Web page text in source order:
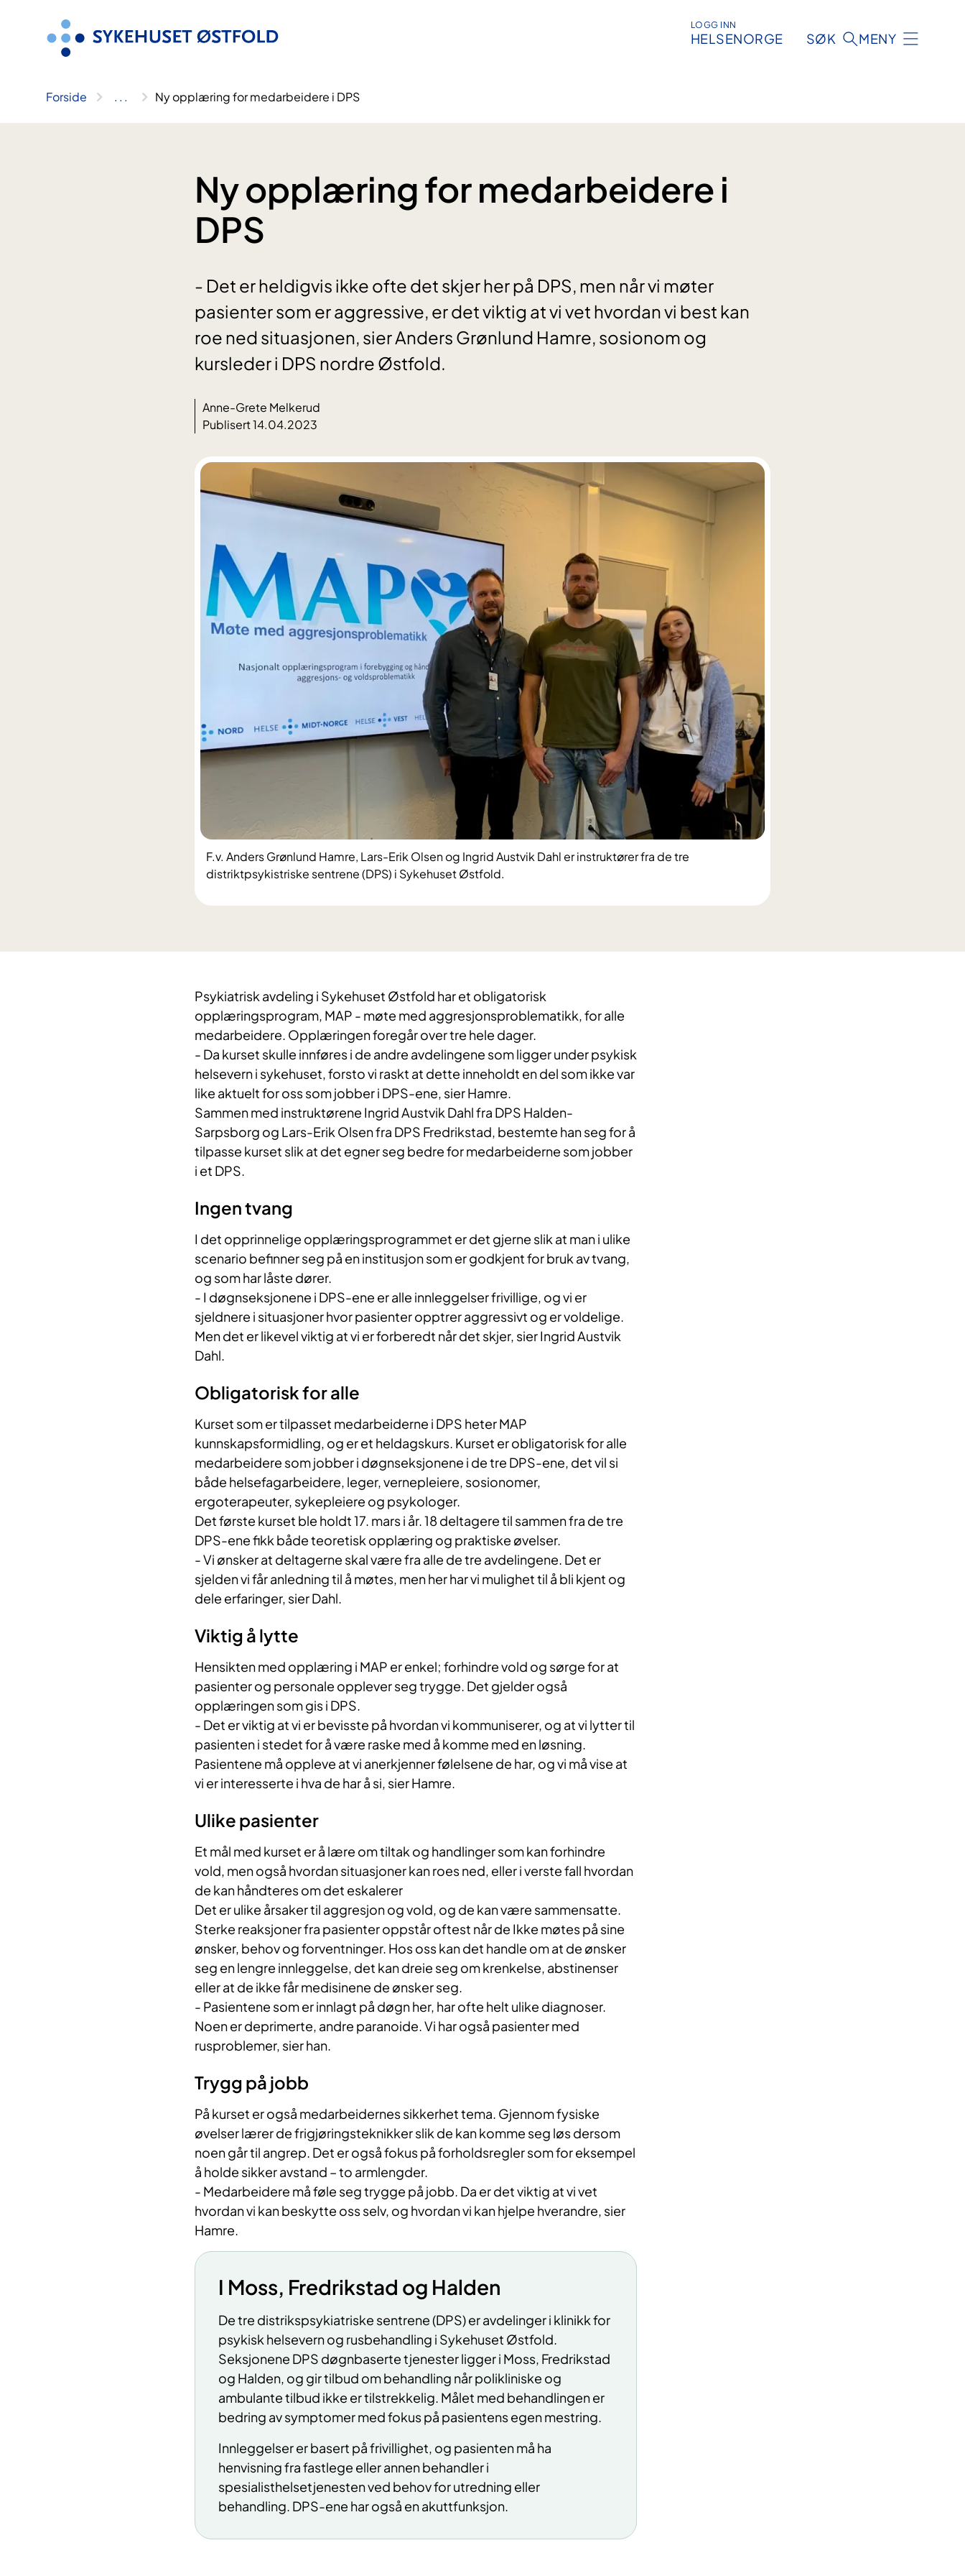
LOGG INN
HELSENORGE SØK MENY
Forside .. . Ny opplæring for medarbeidere i DPS
Ny opplæring for medarbeidere i
DPS
- Det er heldigvis ikke ofte det skjer her på DPS, men når vi møter
pasienter som er aggressive, er det viktig at vi vet hvordan vi best kan
roe ned situasjonen, sier Anders Grønlund Hamre, sosionom og
kursleder i DPS nordre Østfold.
Anne-Grete Melkerud
Publisert 14.04.2023
F.v. Anders Grønlund Hamre, Lars-Erik Olsen og Ingrid Austvik Dahl er instruktører fra de tre
distriktpsykistriske sentrene (DPS) i Sykehuset Østfold.
Psykiatrisk avdeling i Sykehuset Østfold har et obligatorisk
opplæringsprogram, MAP - møte med aggresjonsproblematikk, for alle
medarbeidere. Opplæringen foregår over tre hele dager.
- Da kurset skulle innføres i de andre avdelingene som ligger under psykisk
helsevern i sykehuset, forsto vi raskt at dette inneholdt en del som ikke var
like aktuelt for oss som jobber i DPS-ene, sier Hamre.
Sammen med instruktørene Ingrid Austvik Dahl fra DPS Halden-
Sarpsborg og Lars-Erik Olsen fra DPS Fredrikstad, bestemte han seg for å
tilpasse kurset slik at det egner seg bedre for medarbeiderne som jobber
i et DPS.
Ingen tvang
I det opprinnelige opplæringsprogrammet er det gjerne slik at man i ulike
scenario befinner seg på en institusjon som er godkjent for bruk av tvang,
og som har låste dører.
- I døgnseksjonene i DPS-ene er alle innleggelser frivillige, og vi er
sjeldnere i situasjoner hvor pasienter opptrer aggressivt og er voldelige.
Men det er likevel viktig at vi er forberedt når det skjer, sier Ingrid Austvik
Dahl.
Obligatorisk for alle
Kurset som er tilpasset medarbeiderne i DPS heter MAP
kunnskapsformidling, og er et heldagskurs. Kurset er obligatorisk for alle
medarbeidere som jobber i døgnseksjonene i de tre DPS-ene, det vil si
både helsefagarbeidere, leger, vernepleiere, sosionomer,
ergoterapeuter, sykepleiere og psykologer.
Det første kurset ble holdt 17. mars i år. 18 deltagere til sammen fra de tre
DPS-ene fikk både teoretisk opplæring og praktiske øvelser.
- Vi ønsker at deltagerne skal være fra alle de tre avdelingene. Det er
sjelden vi får anledning til å møtes, men her har vi mulighet til å bli kjent og
dele erfaringer, sier Dahl.
Viktig å lytte
Hensikten med opplæring i MAP er enkel; forhindre vold og sørge for at
pasienter og personale opplever seg trygge. Det gjelder også
opplæringen som gis i DPS.
- Det er viktig at vi er bevisste på hvordan vi kommuniserer, og at vi lytter til
pasienten i stedet for å være raske med å komme med en løsning.
Pasientene må oppleve at vi anerkjenner følelsene de har, og vi må vise at
vi er interesserte i hva de har å si, sier Hamre.
Ulike pasienter
Et mål med kurset er å lære om tiltak og handlinger som kan forhindre
vold, men også hvordan situasjoner kan roes ned, eller i verste fall hvordan
de kan håndteres om det eskalerer
Det er ulike årsaker til aggresjon og vold, og de kan være sammensatte.
Sterke reaksjoner fra pasienter oppstår oftest når de Ikke møtes på sine
ønsker, behov og forventninger. Hos oss kan det handle om at de ønsker
seg en lengre innleggelse, det kan dreie seg om krenkelse, abstinenser
eller at de ikke får medisinene de ønsker seg.
- Pasientene som er innlagt på døgn her, har ofte helt ulike diagnoser.
Noen er deprimerte, andre paranoide. Vi har også pasienter med
rusproblemer, sier han.​
Trygg på jobb
På kurset er også medarbeidernes sikkerhet tema. Gjennom fysiske
øvelser lærer de frigjøringsteknikker slik de kan komme seg løs dersom
noen går til angrep. Det er også fokus på forholdsregler som for eksempel
å holde sikker avstand – to armlengder.
- Medarbeidere må føle seg trygge på jobb. Da er det viktig at vi vet
hvordan vi kan beskytte oss selv, og hvordan vi kan hjelpe hverandre, sier
Hamre.
I Moss, Fredrikstad og Halden
De tre distrikspsykiatriske sentrene (DPS) er avdelinger i klinikk for
psykisk helsevern og rusbehandling i Sykehuset Østfold.
Seksjonene DPS døgnbaserte tjenester ligger i Moss, Fredrikstad
og Halden, og gir tilbud om behandling når polikliniske og
ambulante tilbud ikke er tilstrekkelig. Målet med behandlingen er
bedring av symptomer med fokus på pasientens egen mestring.
Innleggelser er basert på frivillighet, og pasienten må ha
henvisning fra fastlege eller annen behandler i
spesialisthelsetjenesten ved behov for utredning eller
behandling. DPS-ene har også en akuttfunksjon.